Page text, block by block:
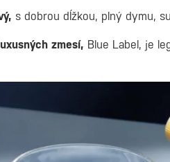
s dobrou dĺžkou, plný dymu,
zmesí, Blue Label, je